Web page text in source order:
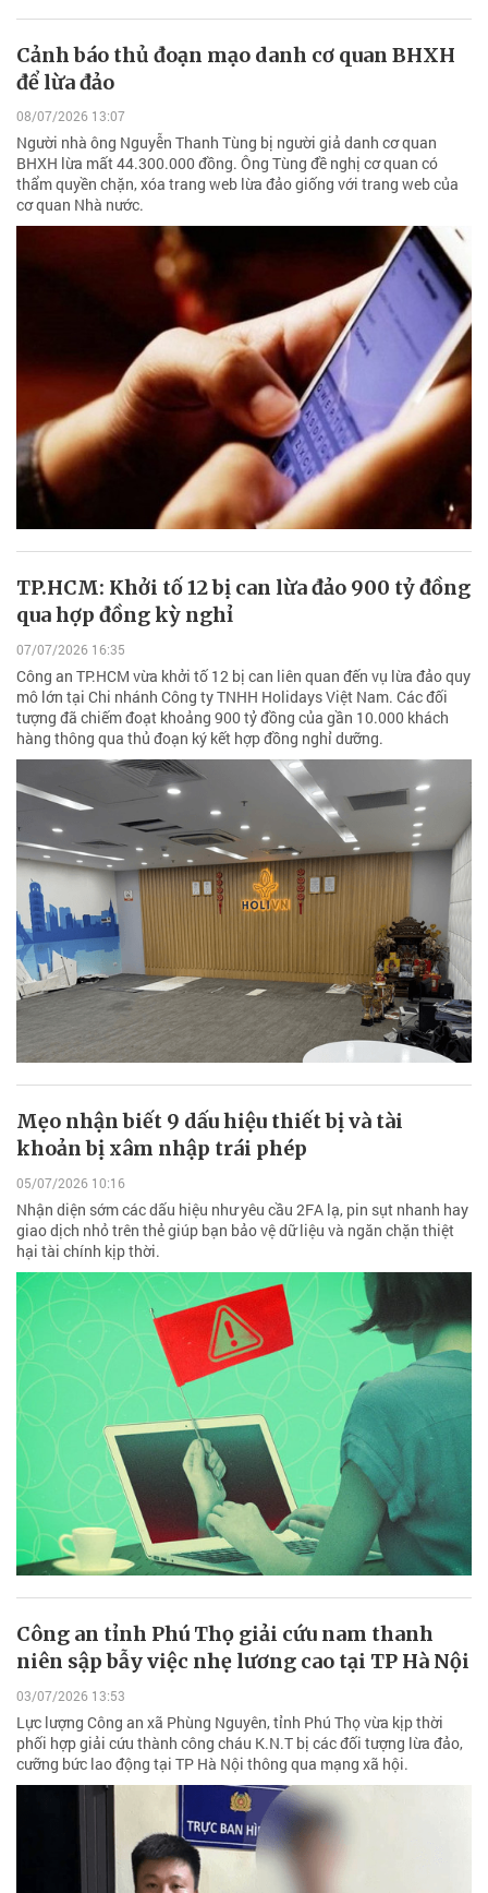
Cảnh báo thủ đoạn mạo danh cơ quan BHXH
để lừa đảo
08/07/2026 13:07
Người nhà ông Nguyễn Thanh Tùng bị người giả danh cơ quan
BHXH lừa mất 44.300.000 đồng. Ông Tùng đề nghị cơ quan có
thẩm quyền chặn, xóa trang web lừa đảo giống với trang web của
cơ quan Nhà nước.
TP.HCM: Khởi tố 12 bị can lừa đảo 900 tỷ đồng
qua hợp đồng kỳ nghỉ
07/07/2026 16:35
Công an TP.HCM vừa khởi tố 12 bị can liên quan đến vụ lừa đảo quy
mô lớn tại Chi nhánh Công ty TNHH Holidays Việt Nam. Các đối
tượng đã chiếm đoạt khoảng 900 tỷ đồng của gần 10.000 khách
hàng thông qua thủ đoạn ký kết hợp đồng nghỉ dưỡng.
Mẹo nhận biết 9 dấu hiệu thiết bị và tài
khoản bị xâm nhập trái phép
05/07/2026 10:16
Nhận diện sớm các dấu hiệu như yêu cầu 2FA lạ, pin sụt nhanh hay
giao dịch nhỏ trên thẻ giúp bạn bảo vệ dữ liệu và ngăn chặn thiệt
hại tài chính kịp thời.
Công an tỉnh Phú Thọ giải cứu nam thanh
niên sập bẫy việc nhẹ lương cao tại TP Hà Nội
03/07/2026 13:53
Lực lượng Công an xã Phùng Nguyên, tỉnh Phú Thọ vừa kịp thời
phối hợp giải cứu thành công cháu K.N.T bị các đối tượng lừa đảo,
cưỡng bức lao động tại TP Hà Nội thông qua mạng xã hội.